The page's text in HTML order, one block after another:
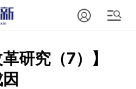
研究（7）】